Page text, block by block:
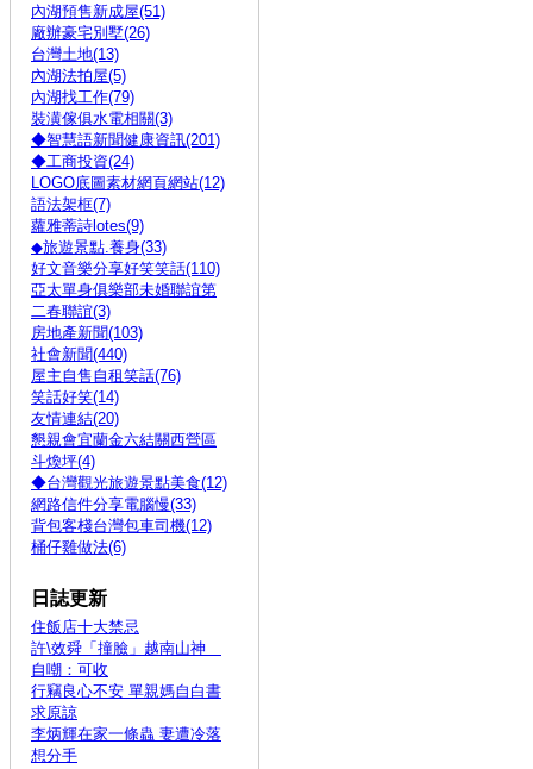
內湖預售新成屋(51)
廠辦豪宅別墅(26)
台灣土地(13)
內湖法拍屋(5)
內湖找工作(79)
裝潢傢俱水電相關(3)
◆智慧語新聞健康資訊(201)
◆工商投資(24)
LOGO底圖素材網頁網站(12)
語法架框(7)
蘿雅蒂詩lotes(9)
◆旅遊景點.養身(33)
好文音樂分享好笑笑話(110)
亞太單身俱樂部未婚聯誼第
二春聯誼(3)
房地產新聞(103)
社會新聞(440)
屋主自售自租笑話(76)
笑話好笑(14)
友情連結(20)
懇親會宜蘭金六結關西營區
斗煥坪(4)
◆台灣觀光旅遊景點美食(12)
網路信件分享電腦慢(33)
背包客棧台灣包車司機(12)
桶仔雞做法(6)
日誌更新
住飯店十大禁忌
許\效舜「撞臉」越南山神
自嘲：可收
行竊良心不安 單親媽自白書
求原諒
李炳輝在家一條蟲 妻遭冷落
想分手